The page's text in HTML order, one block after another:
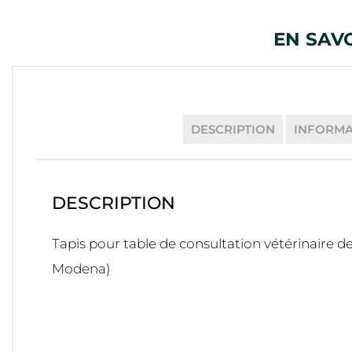
EN
DESCRIPTION
DESCRIPTION
Tapis pour table de consultation vétérinaire
Modena)